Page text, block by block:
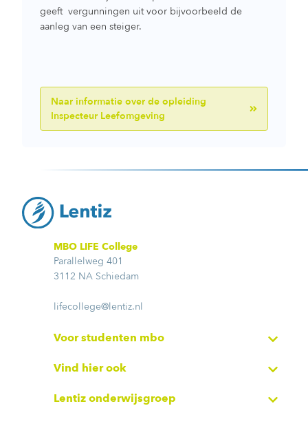
geeft vergunningen uit voor bijvoorbeeld de
aanleg van een steiger.
Naar informatie over de opleiding
Inspecteur Leefomgeving
MBO LIFE College
Parallelweg 401
3112 NA Schiedam
lifecollege@lentiz.nl
Voor studenten mbo
Vind hier ook
Lentiz onderwijsgroep